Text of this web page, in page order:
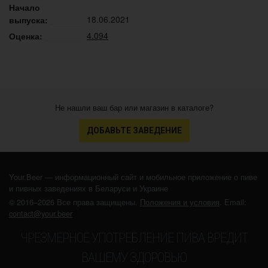
Начало
выпуска:
18.06.2021
Оценка:
4.094
Не нашли ваш бар или магазин в каталоге?
ДОБАВЬТЕ ЗАВЕДЕНИЕ
Your.Beer — информационный сайт и мобильное приложение о пиве
и пивных заведениях в Беларуси и Украине
© 2016–2026 Все права защищены. Положения и условия . Email:
contact@your.beer
ЧРЕЗМЕРНОЕ УПОТРЕБЛЕНИЕ ПИВА ВРЕДИТ
ВАШЕМУ ЗДОРОВЬЮ